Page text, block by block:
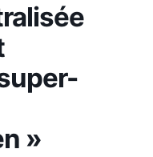
»